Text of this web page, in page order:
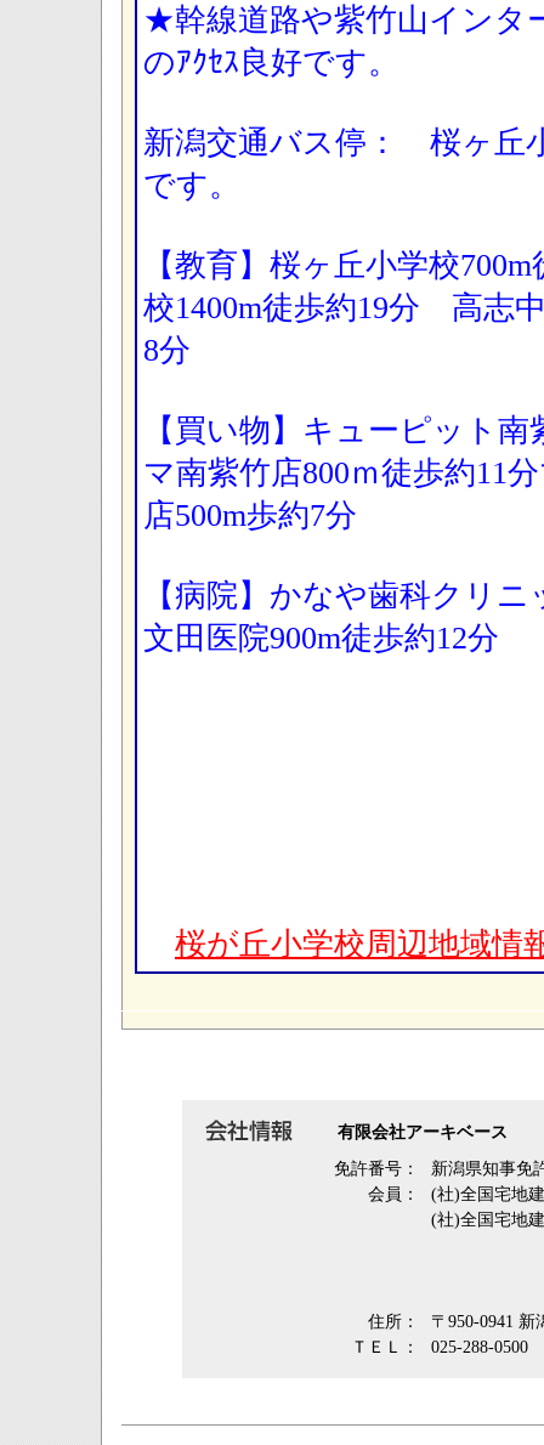
★幹線道路や紫竹山インタ
のｱｸｾｽ良好です。
新潟交通バス停： 桜ヶ丘
です。
【教育】桜ヶ丘小学校
校1400m徒歩約19分 高志
8分
【買い物】キューピット
マ南紫竹店800ｍ徒歩約11
店500m歩約7分
【病院】かなや歯科クリ
文田医院900m徒歩約12分
桜が丘小学校周辺地域情
有限会社アーキベース
免許番号：
新潟県知事免
会員：
(社)全国宅地
(社)全国宅地
住所：
〒950-0941
ＴＥＬ：
025-288-0500